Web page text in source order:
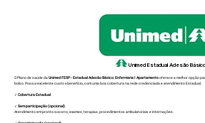
Unimed Estadual Adesão Básico
O Plano de saúde daUnimed FESP - Estadual Adesão Básico;Enfermaria I Apartamentooferece a melhor opção
bolso. Possui excelente custo x benefício, com uma boa cobertura na rede credenciada e atendimento Estadual.
✓ Cobertura Estadual
✓ Sem participação (opcional)
Atendimento em pronto socorro, exames, terapias, procedimentos ambulatoriais e internações.